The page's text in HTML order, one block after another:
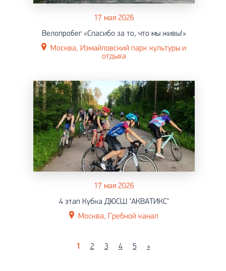
17 мая 2026
Велопробег «Спасибо за то, что мы живы!»
Москва, Измайловский парк культуры и
отдыха
17 мая 2026
4 этап Кубка ДЮСШ "АКВАТИКС"
Москва, Гребной канал
1 2 3 4 5 »